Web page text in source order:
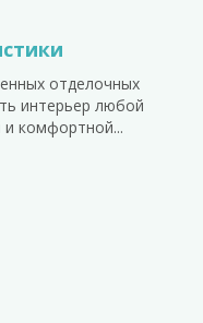
отделочных
интерьер любой
комфортной...